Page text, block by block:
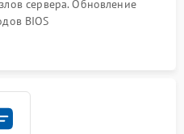
сервера. Обновление
BIOS